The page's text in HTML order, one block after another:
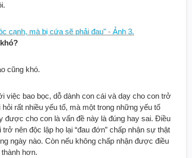
cũng khó.
bao bọc, dỗ dành con cái và dạy cho con trở
rất nhiều yếu tố, mà một trong những yếu tố
cho con là vấn đề này là đúng hay sai. Điều
nên độc lập họ lại “đau đớn” chấp nhận sự thật
ngày nào. Còn nếu không chấp nhận được điều
hơn.